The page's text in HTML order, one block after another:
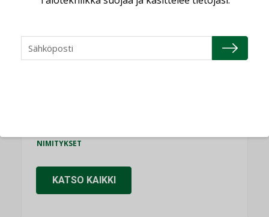
Refair
NIMITYKSET
KATSO KAIKKI